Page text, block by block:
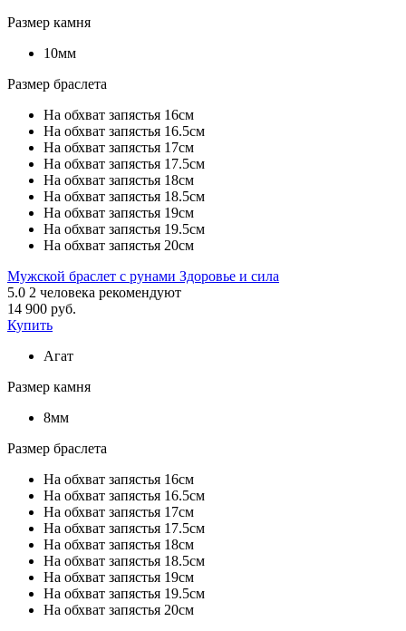
Размер камня
10мм
Размер браслета
На обхват запястья 16см
На обхват запястья 16.5см
На обхват запястья 17см
На обхват запястья 17.5см
На обхват запястья 18см
На обхват запястья 18.5см
На обхват запястья 19см
На обхват запястья 19.5см
На обхват запястья 20см
Мужской браслет с рунами Здоровье и сила
5.0 2 человека рекомендуют
14 900 руб.
Купить
Агат
Размер камня
8мм
Размер браслета
На обхват запястья 16см
На обхват запястья 16.5см
На обхват запястья 17см
На обхват запястья 17.5см
На обхват запястья 18см
На обхват запястья 18.5см
На обхват запястья 19см
На обхват запястья 19.5см
На обхват запястья 20см